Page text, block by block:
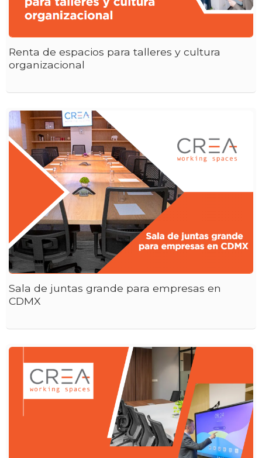
Renta de espacios para talleres y cultura
organizacional
Sala de juntas grande para empresas en
CDMX